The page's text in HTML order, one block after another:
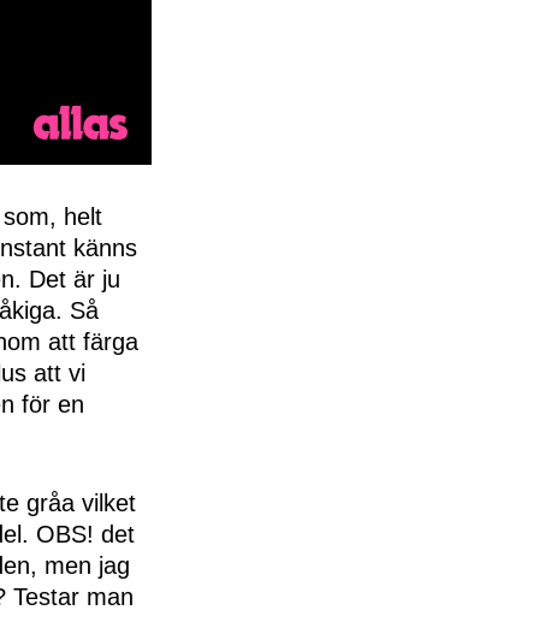
helt
känns
Det är ju
Så
att färga
att vi
för en
gråa vilket
OBS! det
men jag
Testar man